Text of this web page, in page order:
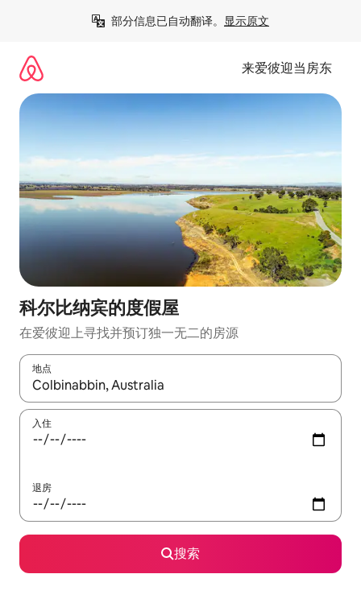
部分信息已自动翻译。 显示原文
来爱彼迎当房东
科尔比纳宾的度假屋
在爱彼迎上寻找并预订独一无二的房源
地点
如有搜索结果，请使用上下方向键查看，或通过点击或滑动手势
入住
退房
搜索